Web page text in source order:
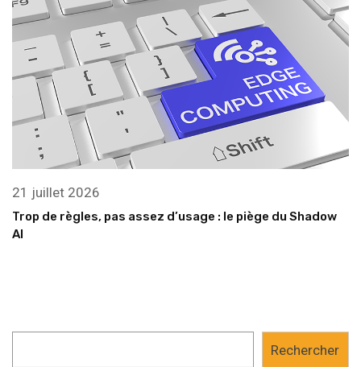
21 juillet 2026
Trop de règles, pas assez d’usage : le piège du Shadow
AI
Rechercher